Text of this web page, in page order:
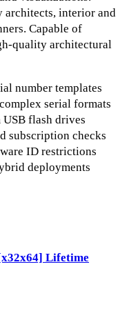
architects, interior and
Capable of
architectural
number templates
serial formats
flash drives
subscription checks
ID restrictions
deployments
Lifetime